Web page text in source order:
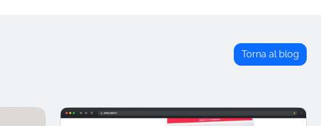
Torna al blog